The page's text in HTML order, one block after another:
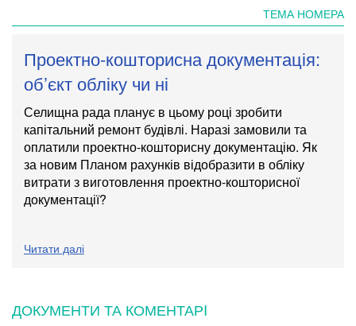
ТЕМА НОМЕРА
Проектно-кошторисна документація:
об’єкт обліку чи ні
Селищна рада планує в цьому році зробити
капітальний ремонт будівлі. Наразі замовили та
оплатили проектно-кошторисну документацію. Як
за новим Планом рахунків відобразити в обліку
витрати з виготовлення проектно-кошторисної
документації?
Читати далі
ДОКУМЕНТИ ТА КОМЕНТАРI